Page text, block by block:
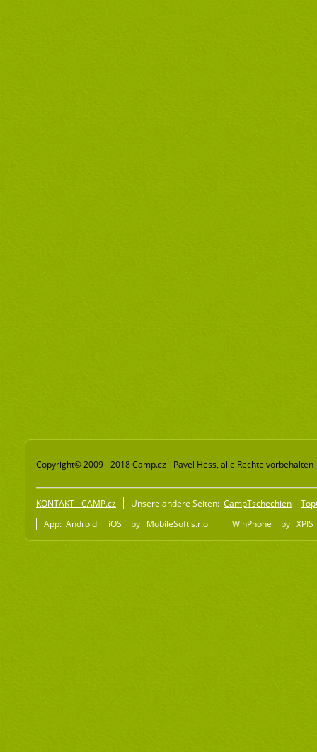
Copyright© 2009 - 2018 Camp.cz - Pavel Hess, alle Rechte vorbehalten
KONTAKT - CAMP.cz Unsere andere Seiten: CampTschechien
App: Android iOS by MobileSoft s.r.o WinPhone by XPIS